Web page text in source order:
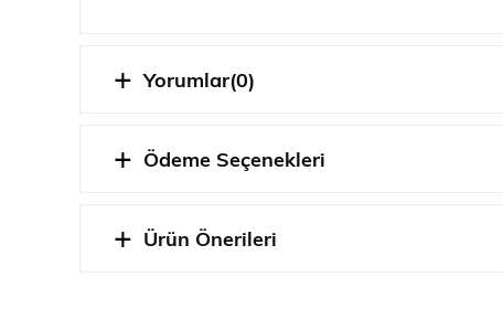
Yorumlar(0)
Ödeme Seçenekleri
Ürün Önerileri